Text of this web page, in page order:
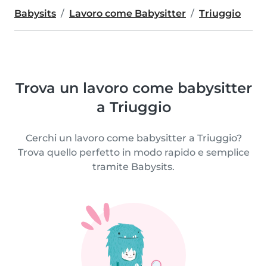
Babysits Lavoro come Babysitter Triuggio
Trova un lavoro come babysitter
a Triuggio
Cerchi un lavoro come babysitter a Triuggio?
Trova quello perfetto in modo rapido e semplice
tramite Babysits.